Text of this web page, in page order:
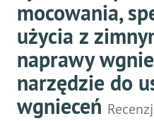
mocowania,
użycia z
naprawy
narzędzie do
wgnieceń